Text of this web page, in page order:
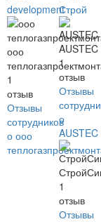
developmentСтрой
ооо
1
отзыв
Отзывы
сотрудников
о ооо
AUSTEC
1
отзыв
Отзывы
о
AUSTEC
1
отзыв
Отзывы